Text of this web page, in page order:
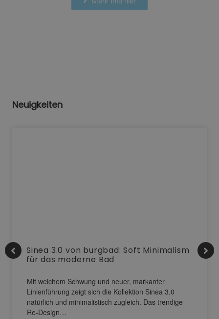
Neuigkeiten
Sinea 3.0 von burgbad: Soft Minimalism
für das moderne Bad
Mit weichem Schwung und neuer, markanter
Linienführung zeigt sich die Kollektion Sinea 3.0
natürlich und minimalistisch zugleich. Das trendige
Re-Design…